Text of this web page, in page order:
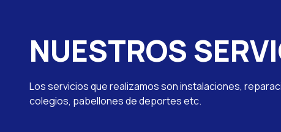
NUESTROS
Los servicios que realizamos son instalaciones,
colegios, pabellones de deportes etc.